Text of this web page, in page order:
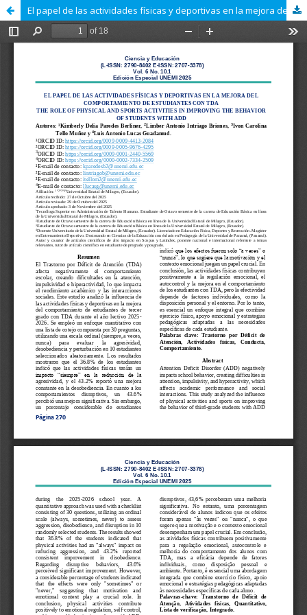
El papel de las actividades físicas y deportivas en la mejora del comportamiento de estudiantes con TDA